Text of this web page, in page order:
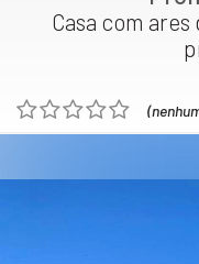
Casa com